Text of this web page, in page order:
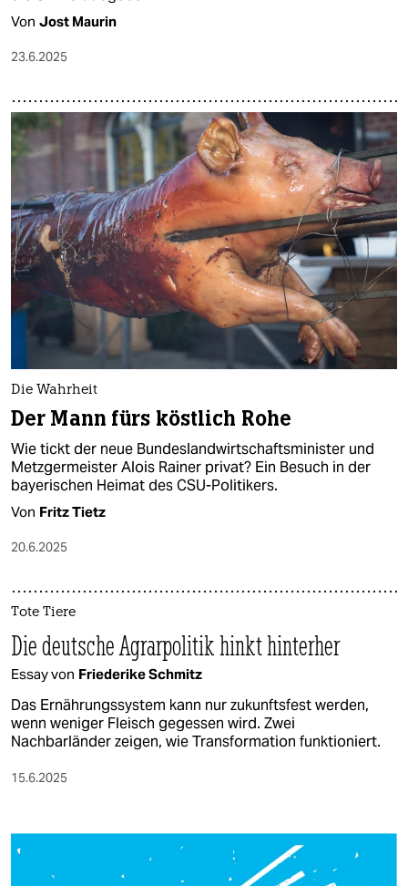
Von Jost Maurin
23.6.2025
Die Wahrheit
Der Mann fürs köstlich Rohe
Wie tickt der neue Bundeslandwirtschaftsminister und
Metzgermeister Alois Rainer privat? Ein Besuch in der
bayerischen Heimat des CSU-Politikers.
Von Fritz Tietz
20.6.2025
Tote Tiere
Die deutsche Agrarpolitik hinkt hinterher
Essay von Friederike Schmitz
Das Ernährungssystem kann nur zukunftsfest werden,
wenn weniger Fleisch gegessen wird. Zwei
Nachbarländer zeigen, wie Transformation funktioniert.
15.6.2025